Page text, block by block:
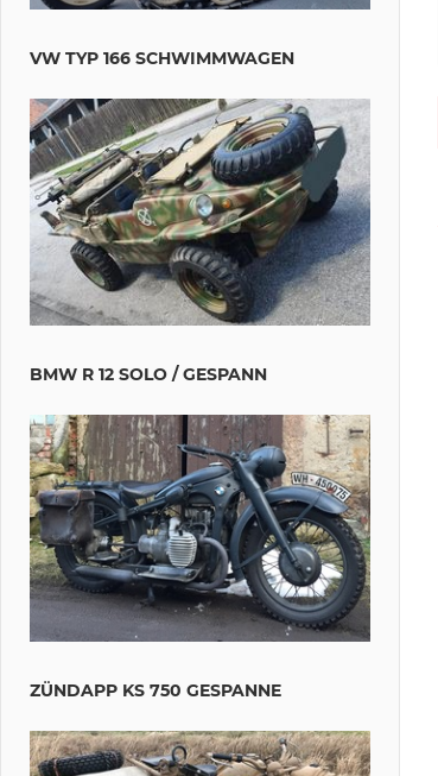
VW TYP 166 SCHWIMMWAGEN
BMW R 12 SOLO / GESPANN
ZÜNDAPP KS 750 GESPANNE